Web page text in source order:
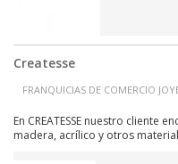
Createsse
FRANQUICIAS DE COMERCIO
En CREATESSE nuestro cliente
madera, acrílico y otros